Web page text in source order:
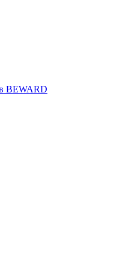
BEWARD